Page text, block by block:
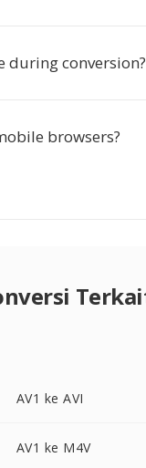
during conversion?
browsers?
AV1 ke AVI
AV1 ke M4V